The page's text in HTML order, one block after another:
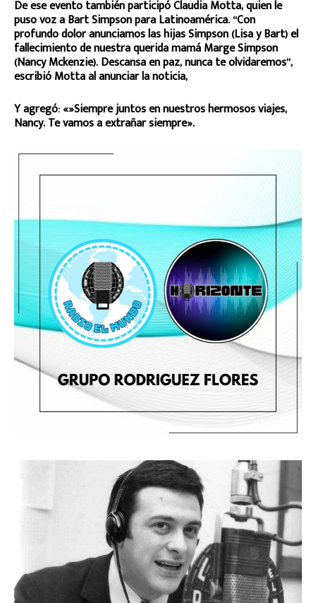
De ese evento también participó Claudia Motta, quien le
puso voz a Bart Simpson para Latinoamérica. “Con
profundo dolor anunciamos las hijas Simpson (Lisa y Bart) el
fallecimiento de nuestra querida mamá Marge Simpson
(Nancy Mckenzie). Descansa en paz, nunca te olvidaremos”,
escribió Motta al anunciar la noticia,
Y agregó: «»Siempre juntos en nuestros hermosos viajes,
Nancy. Te vamos a extrañar siempre».